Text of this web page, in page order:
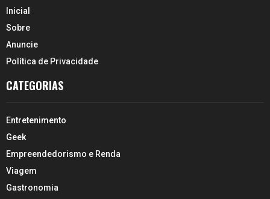
Inicial
Sobre
Anuncie
Política de Privacidade
CATEGORIAS
Entretenimento
Geek
Empreendedorismo e Renda
Viagem
Gastronomia